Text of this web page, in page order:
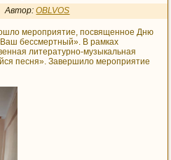
Автор: OBLVOS
мероприятие, посвященное Дню
бессмертный». В рамках
литературно-музыкальная
песня». Завершило мероприятие